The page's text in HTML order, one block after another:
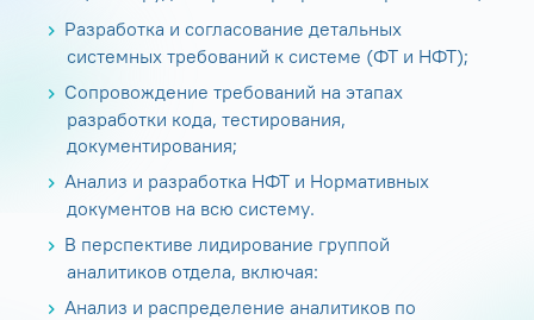
Разработка и согласование детальных
системных требований к системе (ФТ и НФТ);
Сопровождение требований на этапах
разработки кода, тестирования,
документирования;
Анализ и разработка НФТ и Нормативных
документов на всю систему.
В перспективе лидирование группой
аналитиков отдела, включая:
Анализ и распределение аналитиков по